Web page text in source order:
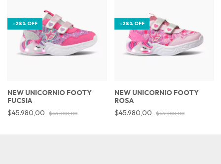
-28% OFF
NEW UNICORNIO FOOTY
FUCSIA
$45.980,00
$63.800,00
-28% OFF
NEW UNICORNIO FOOTY
ROSA
$45.980,00
$63.800,00